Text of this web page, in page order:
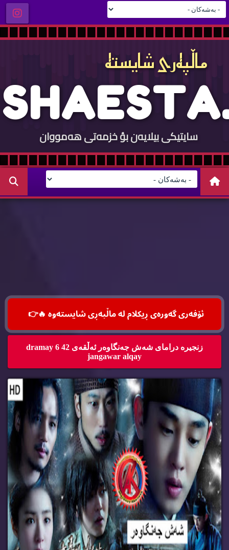
ماڵپه‌ری شایسته‌
SHAESTA.
COM
سایتيكی بيلایه‌ن بؤ خزمه‌تی هه‌مووان
ئۆفه‌ری گه‌وره‌ی ڕیكلام له‌ ماڵپه‌ڕی شایسته‌وه‌ 🔥👉
زنجیره‌ درامای شه‌ش جه‌نگاوه‌ر ئه‌ڵقه‌ی 42 dramay 6
jangawar alqay